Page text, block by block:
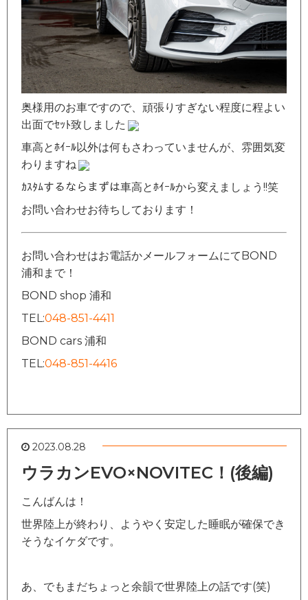
奥様用のお車ですので、頑張りすぎない程度に程よい
出面でｾｯﾄ致しました
車高とﾎｲｰﾙ以外は何もさわっていませんが、雰囲気変
わりますね
ｶｽﾀﾑするならまずは車高とﾎｲｰﾙから変えましょう!!笑
お問い合わせお待ちしております！
お問い合わせはお電話かメールフォームにてBOND
浦和まで！
BOND shop 浦和
TEL:048-851-4411
BOND cars 浦和
TEL:048-851-4416
2023.08.28
ウラカンEVO×NOVITEC！(後編)
こんばんは！
世界陸上が終わり、ようやく安定した睡眠が確保でき
そうなイケダです。
あ、でもまだちょっと余韻で世界陸上の話です(笑)